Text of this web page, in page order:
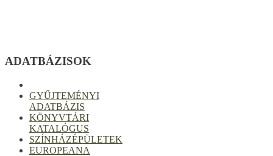
ADATBÁZISOK
GYŰJTEMÉNYI
ADATBÁZIS
KÖNYVTÁRI
KATALÓGUS
SZÍNHÁZÉPÜLETEK
EUROPEANA